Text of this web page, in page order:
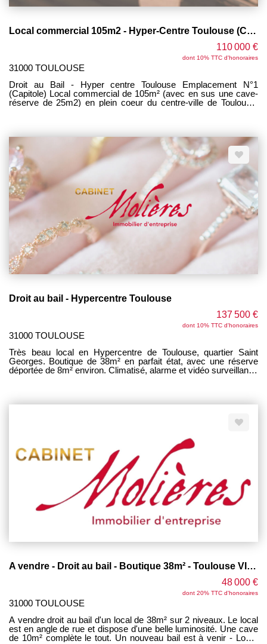
Local commercial 105m2 - Hyper-Centre Toulouse (Capitole)
110 000 €
dont 10% TTC d'honoraires
31000 TOULOUSE
Droit au Bail - Hyper centre Toulouse Emplacement N°1
(Capitole) Local commercial de 105m² (avec en sus une cave-
réserve de 25m2) en plein coeur du centre-ville de Toulouse,
pied, dispose d'un linéaire vitrine d'environ 4 mètres, offrant une
exposition directe sur la rue. Sa hauteur sous plafond de 3,9 m
confère un volume agréable et modulable selon les besoins
d'aménagement. Loyer : 2.150€ HC/HT Le bail commercial
3/6/9 autorise les activités sans nuisances, à l'exclusion de la
restauration.
Droit au bail - Hypercentre Toulouse
137 500 €
dont 10% TTC d'honoraires
31000 TOULOUSE
Très beau local en Hypercentre de Toulouse, quartier Saint
Georges. Boutique de 38m² en parfait état, avec une réserve
déportée de 8m² environ. Climatisé, alarme et vidéo surveillance
coiffure, concept store, équipement de la personne ou de la
A vendre - Droit au bail - Boutique 38m² - Toulouse VICTOR HUGO
48 000 €
dont 20% TTC d'honoraires
31000 TOULOUSE
A vendre droit au bail d'un local de 38m² sur 2 niveaux. Le local
est en angle de rue et dispose d'une belle luminosité. Une cave
de 10m² complète le tout. Un nouveau bail est à venir - Loyer